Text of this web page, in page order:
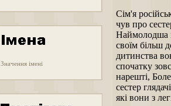
Значення імені
Сім'я
чув про
Наймолодша
своїм більш
дитинства
спочатку
нарешті,
сестер
які вони з